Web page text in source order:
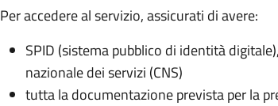
Per accedere al servizio, assicurati di avere:
SPID (sistema pubblico di identità
nazionale dei servizi (CNS)
tutta la documentazione prevista per la